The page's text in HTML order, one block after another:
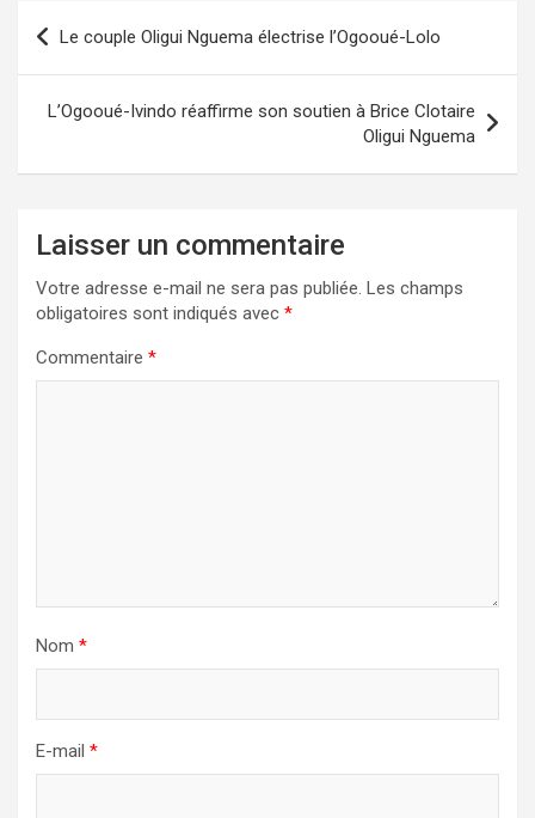
Navigation
de
l’article
Le couple Oligui Nguema électrise l’Ogooué-Lolo
L’Ogooué-Ivindo réaffirme son soutien à Brice Clotaire
Oligui Nguema
Laisser un commentaire
Votre adresse e-mail ne sera pas publiée. Les champs
obligatoires sont indiqués avec *
Commentaire *
Nom *
E-mail *